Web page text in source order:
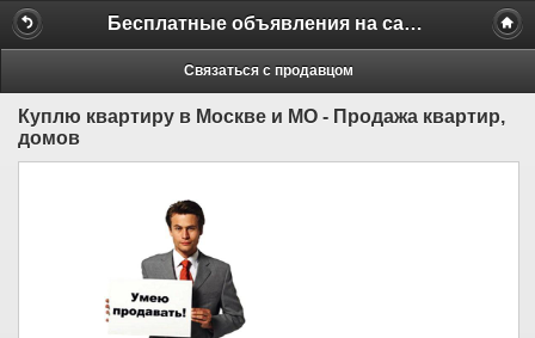
Бесплатные объявления на сайте MILAMO.ru
Связаться с продавцом
Куплю квартиру в Москве и МО - Продажа квартир,
домов